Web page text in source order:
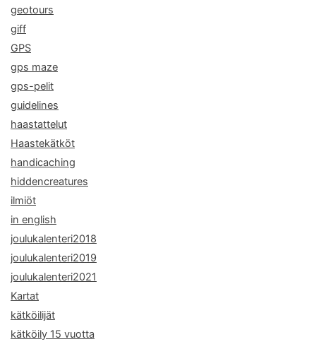
geotours
giff
GPS
gps maze
gps-pelit
guidelines
haastattelut
Haastekätköt
handicaching
hiddencreatures
ilmiöt
in english
joulukalenteri2018
joulukalenteri2019
joulukalenteri2021
Kartat
kätköilijät
kätköily 15 vuotta